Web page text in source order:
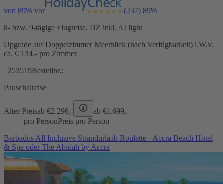
von 89% vor (237) 89%
8- bzw. 9-tägige Flugreise, DZ inkl. AI light
Upgrade auf Doppelzimmer Meerblick (nach Verfügbarkeit) i.W.v.
ca. € 134,- pro Zimmer
253519Bestellnr.:
Pauschalreise
Alter Preisab €2.296,- ab €1.699,-
pro PersonPreis pro Person
Barbados All Inclusive Strandurlaub Roulette - Accra Beach Hotel
& Spa oder The Abidah by Accra